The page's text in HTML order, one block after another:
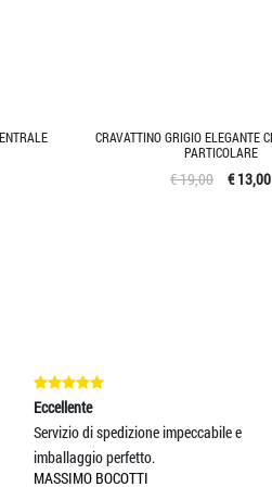
CRAVATTINO GRIGIO ELEGANTE
PARTICOLARE
€ 19,00 € 13,00
Buona qualità dei prodotti
ANDREA TRECCANI